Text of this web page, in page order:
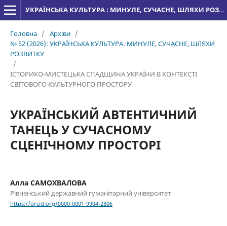
УКРАЇНСЬКА КУЛЬТУРА : МИНУЛЕ, СУЧАСНЕ, ШЛЯХИ РОЗВИТКУ
Головна / Архіви /
№ 52 (2026): УКРАЇНСЬКА КУЛЬТУРА: МИНУЛЕ, СУЧАСНЕ, ШЛЯХИ
РОЗВИТКУ
/
ІСТОРИКО-МИСТЕЦЬКА СПАДЩИНА УКРАЇНИ В КОНТЕКСТІ
СВІТОВОГО КУЛЬТУРНОГО ПРОСТОРУ
УКРАЇНСЬКИЙ АВТЕНТИЧНИЙ
ТАНЕЦЬ У СУЧАСНОМУ
СЦЕНІЧНОМУ ПРОСТОРІ
Алла САМОХВАЛОВА
Рівненський державний гуманітарний університет
https://orcid.org/0000-0001-9904-2806